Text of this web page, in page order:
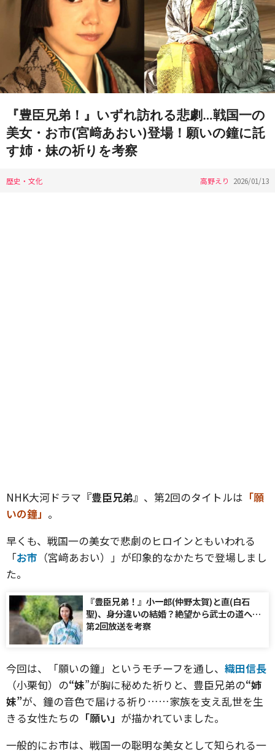
『豊臣兄弟！』いずれ訪れる悲劇…戦国一の
美女・お市(宮﨑あおい)登場！願いの鐘に託
す姉・妹の祈りを考察
歴史・文化 高野えり 2026/01/13
NHK大河ドラマ 『豊臣兄弟』 、第2回のタイトルは 「願
いの鐘」 。
早くも、戦国一の美女で悲劇のヒロインともいわれる
「お市 （宮﨑あおい）」が印象的なかたちで登場しまし
た。
『豊臣兄弟！』小一郎(仲野太賀)と直(白石
聖)、身分違いの結婚？絶望から武士の道へ…
第2回放送を考察
今回は、「願いの鐘」というモチーフを通し、 織田信長
（小栗旬）の“妹”が胸に秘めた祈りと、豊臣兄弟の“姉
妹”が、鐘の音色で届ける祈り……家族を支え乱世を生
きる女性たちの 「願い」 が描かれていました。
一般的にお市は、戦国一の聡明な美女として知られる一